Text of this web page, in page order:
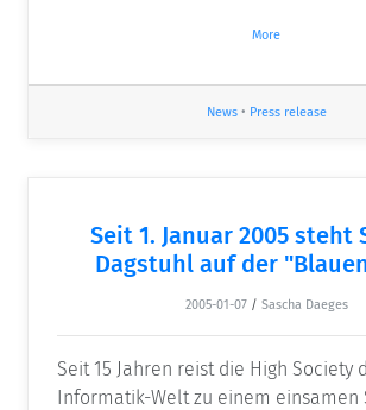
More
News• Press release
Seit 1. Januar 2005 steht
Dagstuhl auf der
2005-01-07 / Sascha Daeges
Seit 15 Jahren reist die High Society
Informatik-Welt zu einem einsamen